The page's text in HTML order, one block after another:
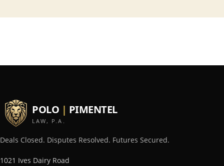
POLO | PIMENTEL
LAW, P.A.
Deals Closed. Disputes Resolved. Futures Secured.
1021 Ives Dairy Road